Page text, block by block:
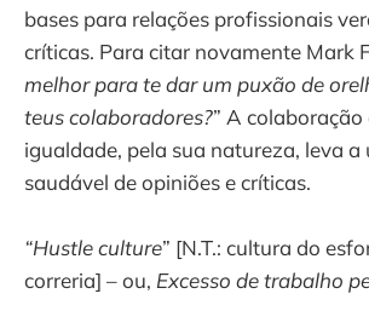
bases para relações profissionais
críticas. Para citar novamente Mark
melhor para te dar um puxão de
teus colaboradores?” A colaboração
igualdade, pela sua natureza, leva a
saudável de opiniões e críticas.
“Hustle culture” [N.T.: cultura do
correria] – ou, Excesso de trabalho